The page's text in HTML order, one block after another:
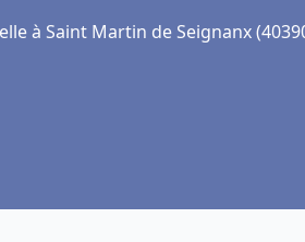
à Saint Martin de Seignanx